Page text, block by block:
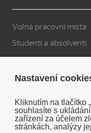
Nastavení
Kliknutím na tlačítko
souhlasíte s
zařízení za účelem
stránkách, analýzy
Volná pracovní místa
Studenti a absolventi
Cookies
Soukromé prohlášení